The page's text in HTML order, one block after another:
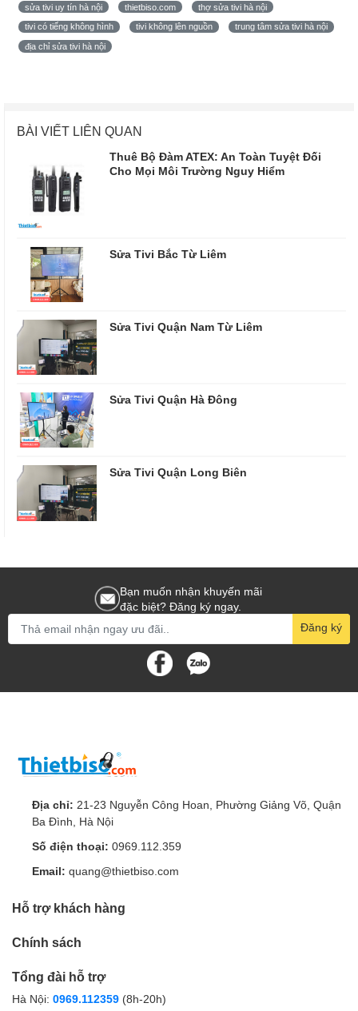
sửa tivi uy tín hà nội thietbiso.com thợ sửa tivi hà nội
tivi có tiếng không hình tivi không lên nguồn trung tâm sửa tivi hà nội
địa chỉ sửa tivi hà nội
BÀI VIẾT LIÊN QUAN
Thuê Bộ Đàm ATEX: An Toàn Tuyệt Đối
Cho Mọi Môi Trường Nguy Hiểm
Sửa Tivi Bắc Từ Liêm
Sửa Tivi Quận Nam Từ Liêm
Sửa Tivi Quận Hà Đông
Sửa Tivi Quận Long Biên
Bạn muốn nhận khuyến mãi
đặc biệt? Đăng ký ngay.
Đăng ký
Địa chỉ: 21-23 Nguyễn Công Hoan, Phường Giảng Võ, Quận
Ba Đình, Hà Nội
Số điện thoại: 0969.112.359
Email: quang@thietbiso.com
Hỗ trợ khách hàng
Chính sách
Tổng đài hỗ trợ
Hà Nội: 0969.112359 (8h-20h)